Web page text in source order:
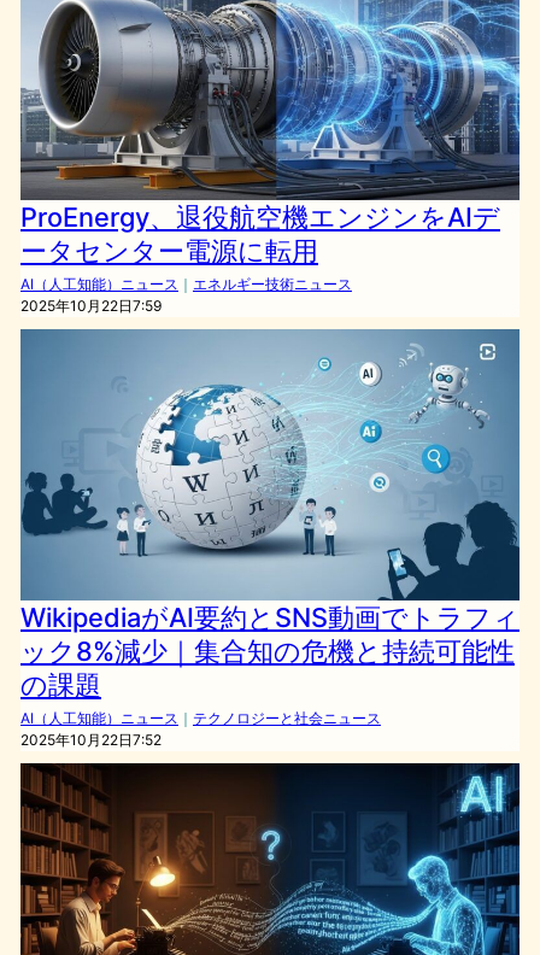
ProEnergy、退役航空機エンジンをAIデ
ータセンター電源に転用
AI（人工知能）ニュース ｜ エネルギー技術ニュース
2025年10月22日7:59
WikipediaがAI要約とSNS動画でトラフィ
ック8%減少｜集合知の危機と持続可能性
の課題
AI（人工知能）ニュース ｜ テクノロジーと社会ニュース
2025年10月22日7:52